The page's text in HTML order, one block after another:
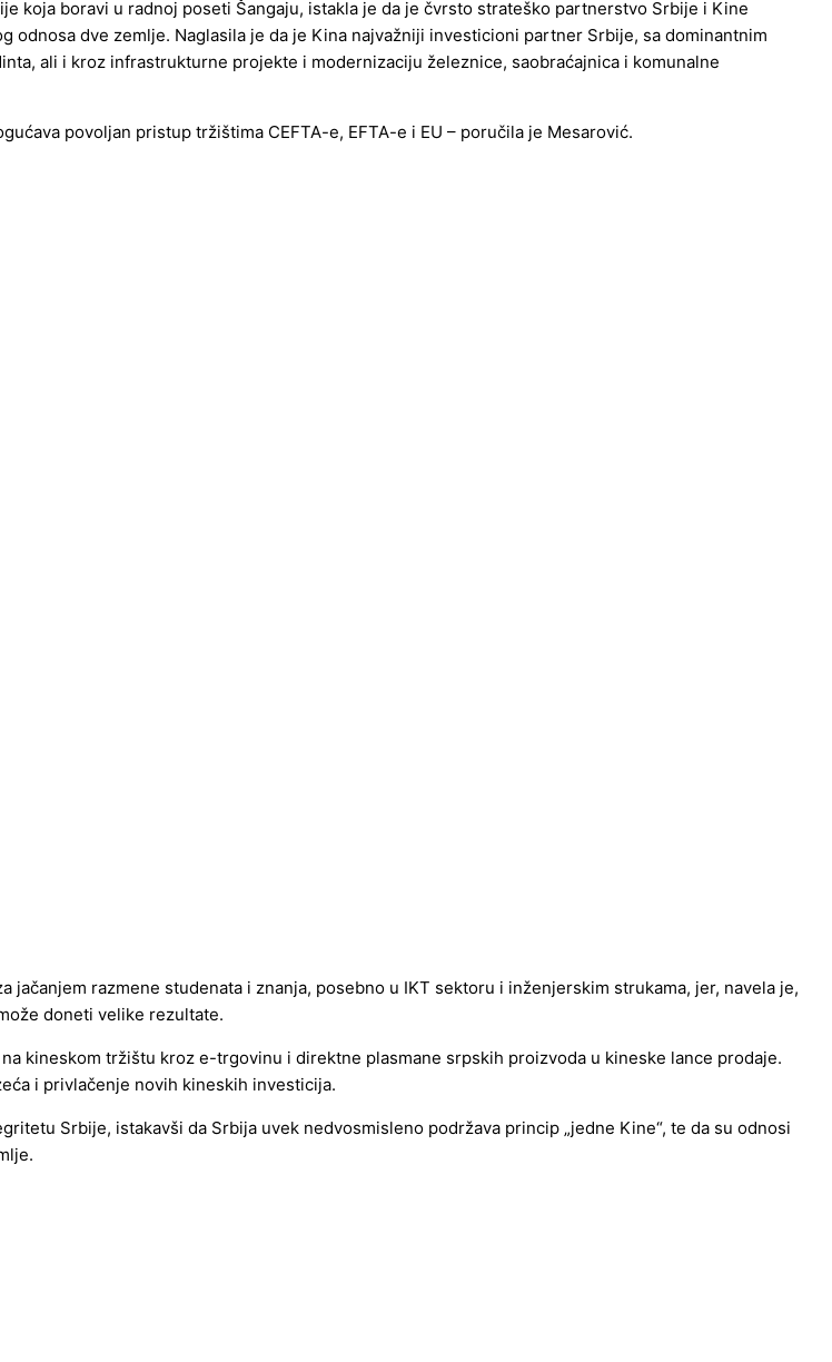
koja boravi u radnoj poseti Šangaju, istakla je da je čvrsto strateško partnerstvo Srbije i Kine
dve zemlje. Naglasila je da je Kina najvažniji investicioni partner Srbije, sa dominantnim
ali i kroz infrastrukturne projekte i modernizaciju železnice, saobraćajnica i komunalne
povoljan pristup tržištima CEFTA-e, EFTA-e i EU – poručila je Mesarović.
razmene studenata i znanja, posebno u IKT sektoru i inženjerskim strukama, jer, navela je,
doneti velike rezultate.
kineskom tržištu kroz e-trgovinu i direktne plasmane srpskih proizvoda u kineske lance prodaje.
i privlačenje novih kineskih investicija.
Srbije, istakavši da Srbija uvek nedvosmisleno podržava princip „jedne Kine“, te da su odnosi